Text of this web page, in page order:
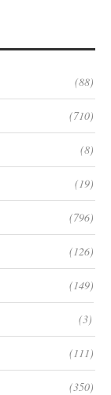
(88)
(710)
(8)
(19)
(796)
(126)
(149)
(3)
(111)
(350)